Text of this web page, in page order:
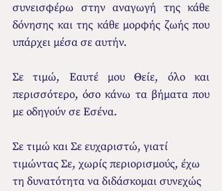
συνεισφέρω στην αναγωγή της κάθε
δόνησης και της κάθε μορφής ζωής που
υπάρχει μέσα σε αυτήν.
Σε τιμώ, Εαυτέ μου Θείε, όλο και
περισσότερο, όσο κάνω τα βήματα που
με οδηγούν σε Εσένα.
Σε τιμώ και Σε ευχαριστώ, γιατί
τιμώντας Σε, χωρίς περιορισμούς, έχω
τη δυνατότητα να διδάσκομαι συνεχώς